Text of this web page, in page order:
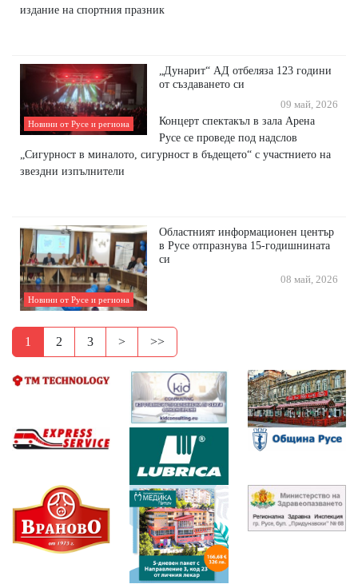
издание на спортния празник
Новини от Русе и региона
„Дунарит“ АД отбеляза 123 години
от създаването си
09 май, 2026
Концерт спектакъл в зала Арена
Русе се проведе под надслов
„Сигурност в миналото, сигурност в бъдещето“ с участнието на
звездни изпълнители
Новини от Русе и региона
Областният информационен център
в Русе отпразнува 15-годишнината
си
08 май, 2026
1 2 3 > >>